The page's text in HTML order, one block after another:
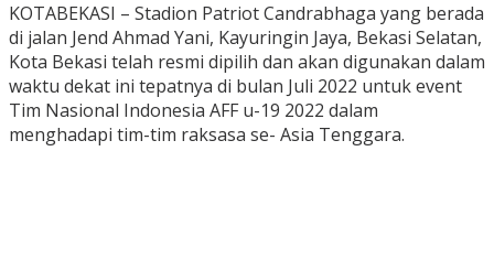
KOTABEKASI – Stadion Patriot Candrabhaga yang berada
di jalan Jend Ahmad Yani, Kayuringin Jaya, Bekasi Selatan,
Kota Bekasi telah resmi dipilih dan akan digunakan dalam
waktu dekat ini tepatnya di bulan Juli 2022 untuk event
Tim Nasional Indonesia AFF u-19 2022 dalam
menghadapi tim-tim raksasa se- Asia Tenggara.